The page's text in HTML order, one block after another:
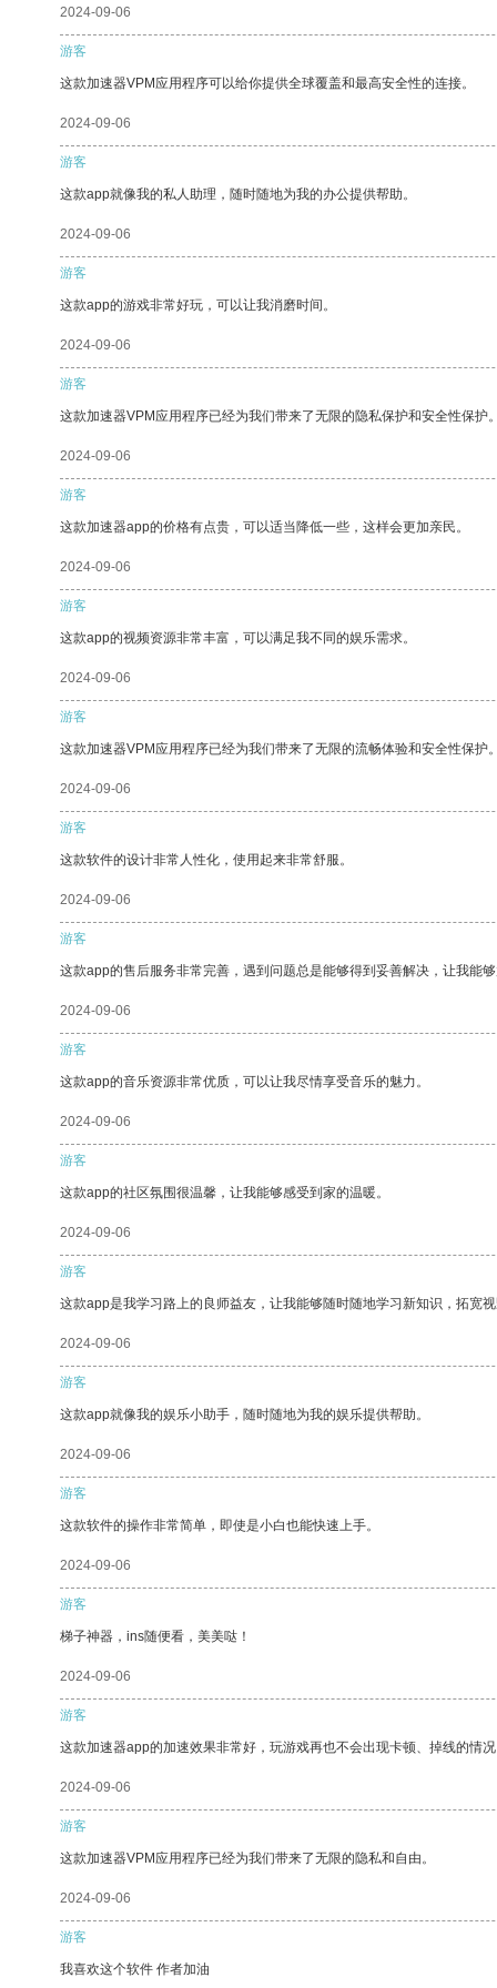
2024-09-06
游客
这款加速器VPM应用程序可以给你提供全球覆盖和最高安全性的连接。
2024-09-06
游客
这款app就像我的私人助理，随时随地为我的办公提供帮助。
2024-09-06
游客
这款app的游戏非常好玩，可以让我消磨时间。
2024-09-06
游客
这款加速器VPM应用程序已经为我们带来了无限的隐私保护和安全性保护
2024-09-06
游客
这款加速器app的价格有点贵，可以适当降低一些，这样会更加亲民。
2024-09-06
游客
这款app的视频资源非常丰富，可以满足我不同的娱乐需求。
2024-09-06
游客
这款加速器VPM应用程序已经为我们带来了无限的流畅体验和安全性保护
2024-09-06
游客
这款软件的设计非常人性化，使用起来非常舒服。
2024-09-06
游客
这款app的售后服务非常完善，遇到问题总是能够得到妥善解决，让我能
2024-09-06
游客
这款app的音乐资源非常优质，可以让我尽情享受音乐的魅力。
2024-09-06
游客
这款app的社区氛围很温馨，让我能够感受到家的温暖。
2024-09-06
游客
这款app是我学习路上的良师益友，让我能够随时随地学习新知识，拓宽
2024-09-06
游客
这款app就像我的娱乐小助手，随时随地为我的娱乐提供帮助。
2024-09-06
游客
这款软件的操作非常简单，即使是小白也能快速上手。
2024-09-06
游客
梯子神器，ins随便看，美美哒！
2024-09-06
游客
这款加速器app的加速效果非常好，玩游戏再也不会出现卡顿、掉线的情
2024-09-06
游客
这款加速器VPM应用程序已经为我们带来了无限的隐私和自由。
2024-09-06
游客
我喜欢这个软件 作者加油